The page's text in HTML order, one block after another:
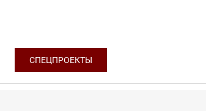
СПЕЦПРОЕКТЫ